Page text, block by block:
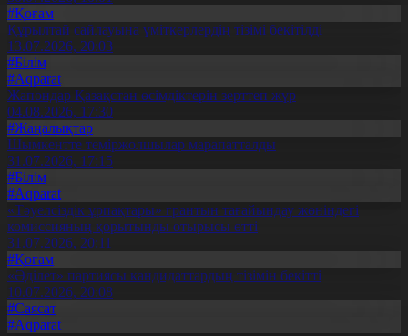
#Қоғам
Құрылтай сайлауына үміткерлердің тізімі бекітілді
13.07.2026, 20:03
#Білім
#Aqparat
Жапондар Қазақстан өсімдіктерін зерттеп жүр
04.08.2026, 17:30
#Жаңалықтар
Шымкентте теміржолшылар марапатталды
31.07.2026, 17:15
#Білім
#Aqparat
«Тәуелсіздік ұрпақтары» грантын тағайындау жөніндегі
комиссияның қорытынды отырысы өтті
31.07.2026, 20:11
#Қоғам
«Әділет» партиясы кандидаттардың тізімін бекітті
10.07.2026, 20:08
#Саясат
#Aqparat